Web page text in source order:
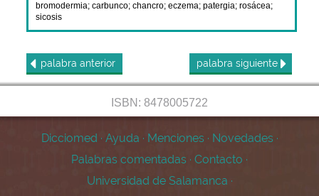
bromodermia;carbunco;chancro;eczema;patergia;rosácea;
sicosis
palabra anterior palabra siguiente
ISBN: 8478005722
Dicciomed · Ayuda · Menciones · Novedades ·
Palabras comentadas · Contacto ·
Universidad de Salamanca ·